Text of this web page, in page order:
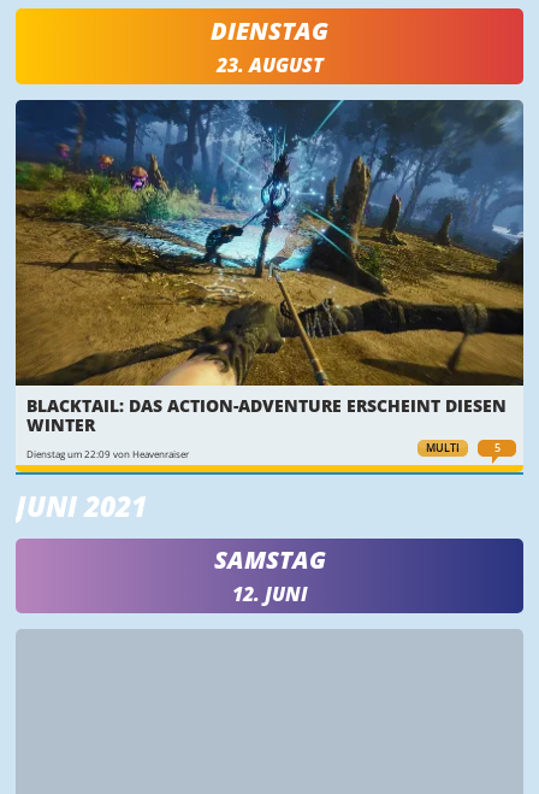
DIENSTAG
23. AUGUST
MULTI 5
BLACKTAIL: DAS ACTION-ADVENTURE ERSCHEINT DIESEN
WINTER
Dienstag um 22:09 von Heavenraiser
JUNI 2021
SAMSTAG
12. JUNI